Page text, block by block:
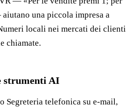
una piccola impresa a
locali nei mercati dei clienti
chiamate.
strumenti AI
Segreteria telefonica su e-mail,